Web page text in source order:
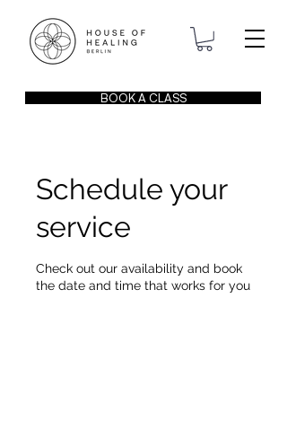
BOOK A CLASS
Schedule your
service
Check out our availability and book
the date and time that works for you